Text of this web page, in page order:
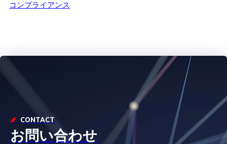
コンプライアンス
CONTACT
お問い合わせ